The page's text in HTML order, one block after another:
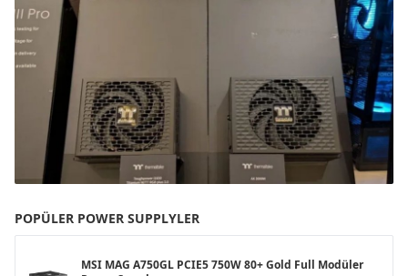
POPÜLER POWER SUPPLYLER
MSI MAG A750GL PCIE5 750W 80+ Gold Full Modüler